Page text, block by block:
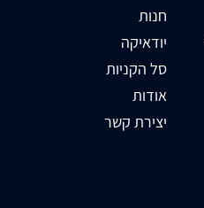
חנות
יודאיקה
סל הקניות
אודות
יצירת קשר